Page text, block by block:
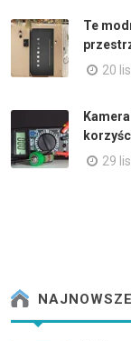
Te
20
29
NAJNOWSZE